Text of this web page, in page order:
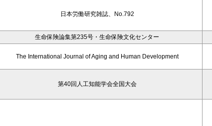
日本労働研究雑誌、No.792
生命保険論集第235号・生命保険文化センター
The International Journal of Aging and Human Development
第40回人工知能学会全国大会